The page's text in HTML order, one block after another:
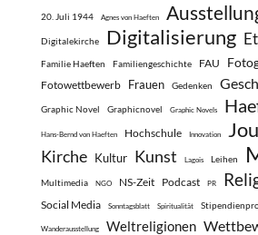
20. Juli 1944 Agnes von Haeften
Digitalekirche Digitalisierung
Familie Haeften Familiengeschichte FAU
Fotowettbewerb Frauen Gedenken
Graphic Novel Graphicnovel Graphic Novels
Hans-Bernd von Haeften Hochschule Innovation
Kirche Kultur Kunst Lagois Leihen
Multimedia NGO NS-Zeit Podcast PR
Social Media Sonntagsblatt Spiritualität
Wanderausstellung Weltreligionen